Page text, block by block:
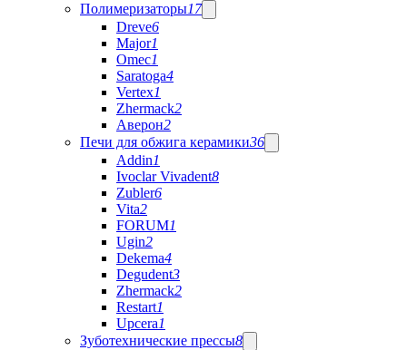
Полимеризаторы17
Dreve6
Major1
Omec1
Saratoga4
Vertex1
Zhermack2
Аверон2
Печи для обжига керамики36
Addin1
Ivoclar Vivadent8
Zubler6
Vita2
FORUM1
Ugin2
Dekema4
Degudent3
Zhermack2
Restart1
Upcera1
Зуботехнические прессы8